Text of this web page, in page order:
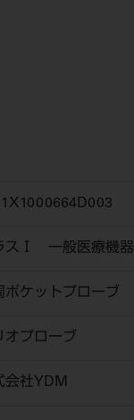
スⅠ 一般医療機器
ポケットプローブ
オプローブ
会社YDM